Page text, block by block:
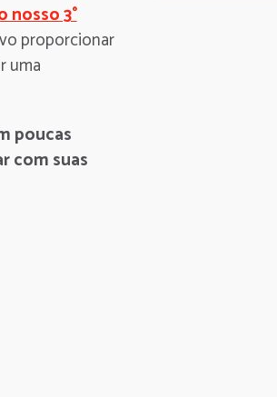
3°
proporcionar
uma
poucas
com suas